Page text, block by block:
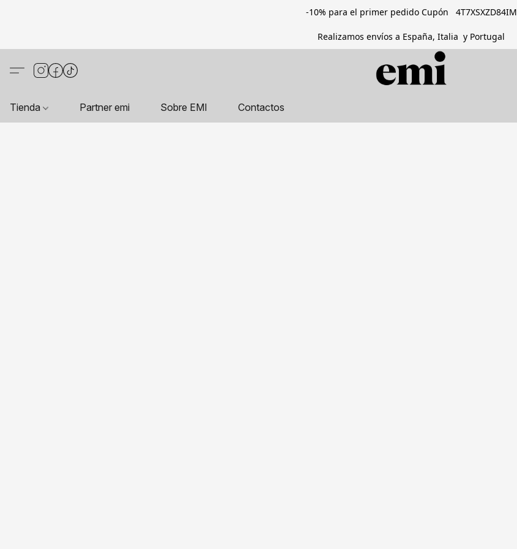
-10% para el primer pedido Cupón 4T7XSXZD84IM
Realizamos envíos a España, Italia y Portugal
Tienda Partner emi Sobre EMI Contactos